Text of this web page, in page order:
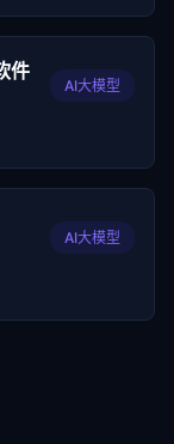
件
AI大模型
AI大模型